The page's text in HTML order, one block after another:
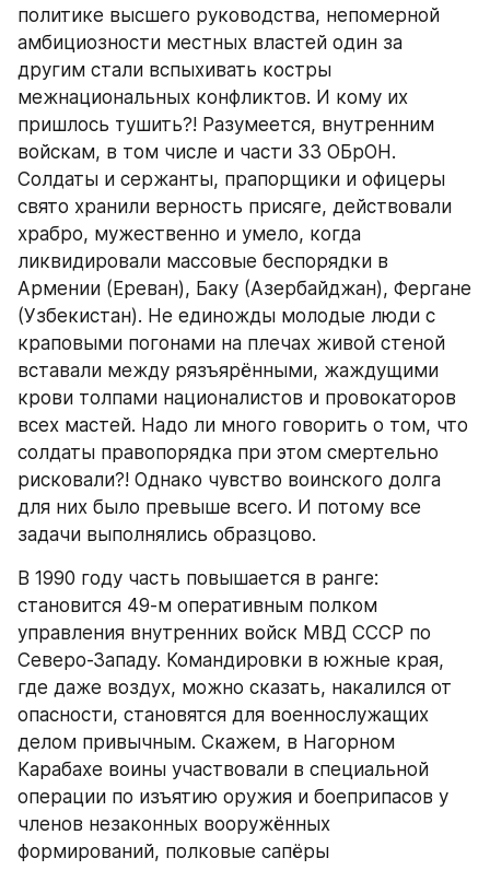
политике высшего руководства, непомерной
амбициозности местных властей один за
другим стали вспыхивать костры
межнациональных конфликтов. И кому их
пришлось тушить?! Разумеется, внутренним
войскам, в том числе и части 33 ОБрОН.
Солдаты и сержанты, прапорщики и офицеры
свято хранили верность присяге, действовали
храбро, мужественно и умело, когда
ликвидировали массовые беспорядки в
Армении (Ереван), Баку (Азербайджан), Фергане
(Узбекистан). Не единожды молодые люди с
краповыми погонами на плечах живой стеной
вставали между рязъярёнными, жаждущими
крови толпами националистов и провокаторов
всех мастей. Надо ли много говорить о том, что
солдаты правопорядка при этом смертельно
рисковали?! Однако чувство воинского долга
для них было превыше всего. И потому все
задачи выполнялись образцово.
В 1990 году часть повышается в ранге:
становится 49-м оперативным полком
управления внутренних войск МВД СССР по
Северо-Западу. Командировки в южные края,
где даже воздух, можно сказать, накалился от
опасности, становятся для военнослужащих
делом привычным. Скажем, в Нагорном
Карабахе воины участвовали в специальной
операции по изъятию оружия и боеприпасов у
членов незаконных вооружённых
формирований, полковые сапёры